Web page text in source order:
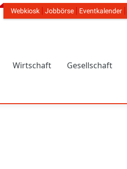
Header Navigation
Webkiosk Jobbörse Eventkalender
Wirtschaft Gesellschaft